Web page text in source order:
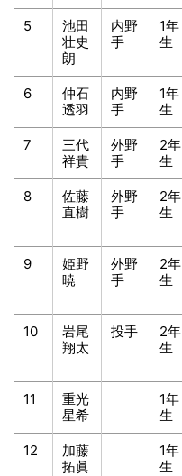
5
池田
壮史
朗
内野
手
1年
生
6
仲石
透羽
内野
手
1年
生
7
三代
祥貴
外野
手
2年
生
8
佐藤
直樹
外野
手
2年
生
9
姫野
暁
外野
手
2年
生
10
岩尾
翔太
投手
2年
生
11
重光
星希
1年
生
12
加藤
拓眞
1年
生